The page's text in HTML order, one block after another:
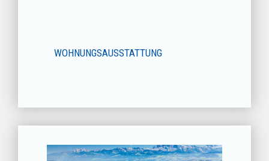
WOHNUNGSAUSSTATTUNG